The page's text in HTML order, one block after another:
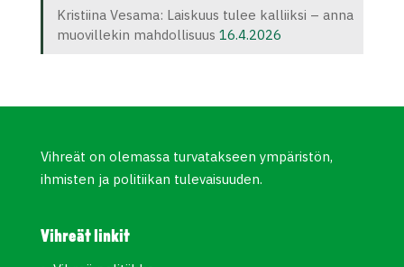
Kristiina Vesama: Laiskuus tulee kalliiksi – anna
muovillekin mahdollisuus 16.4.2026
Vihreät on olemassa turvatakseen ympäristön,
ihmisten ja politiikan tulevaisuuden.
Vihreät linkit